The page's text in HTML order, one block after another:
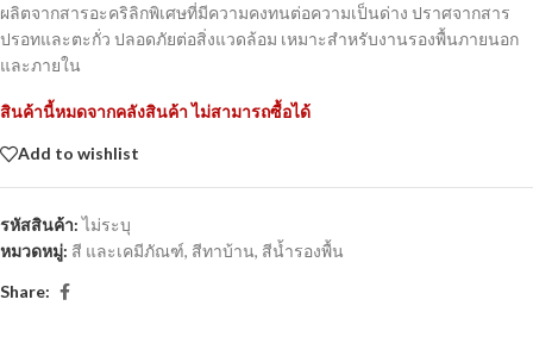
ผลิตจากสารอะคริลิกพิเศษที่มีความคงทนต่อความเป็นด่าง ปราศจากสาร
ปรอทและตะกั่ว ปลอดภัยต่อสิ่งแวดล้อม เหมาะสำหรับงานรองพื้นภายนอก
และภายใน
สินค้านี้หมดจากคลังสินค้า ไม่สามารถซื้อได้
Add to wishlist
รหัสสินค้า:ไม่ระบุ
หมวดหมู่: สี และเคมีภัณฑ์, สีทาบ้าน, สีน้ำรองพื้น
Share: